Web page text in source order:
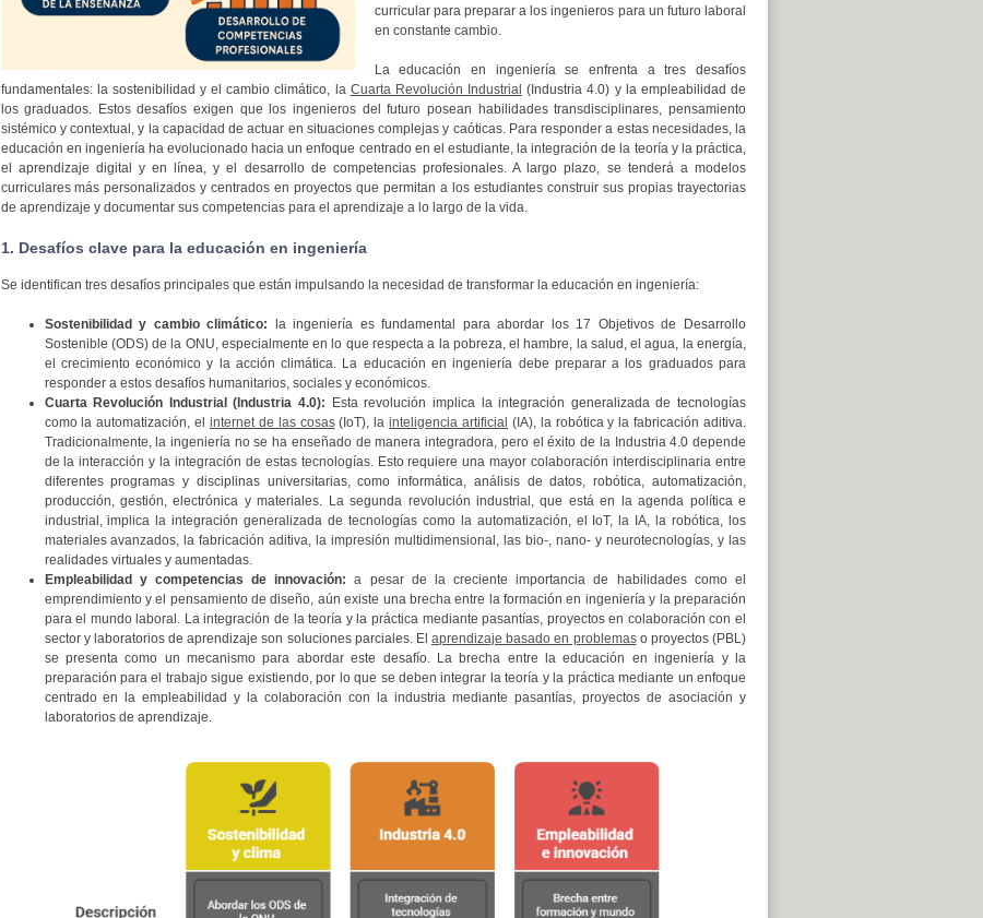
curricular para preparar a los ingenieros para un futuro laboral
en constante cambio.
La educación en ingeniería se enfrenta a tres desafíos
fundamentales: la sostenibilidad y el cambio climático, la Cuarta Revolución Industrial (Industria 4.0) y la empleabilidad de
los graduados. Estos desafíos exigen que los ingenieros del futuro posean habilidades transdisciplinares, pensamiento
sistémico y contextual, y la capacidad de actuar en situaciones complejas y caóticas. Para responder a estas necesidades, la
educación en ingeniería ha evolucionado hacia un enfoque centrado en el estudiante, la integración de la teoría y la práctica,
el aprendizaje digital y en línea, y el desarrollo de competencias profesionales. A largo plazo, se tenderá a modelos
curriculares más personalizados y centrados en proyectos que permitan a los estudiantes construir sus propias trayectorias
de aprendizaje y documentar sus competencias para el aprendizaje a lo largo de la vida.
1. Desafíos clave para la educación en ingeniería
Se identifican tres desafíos principales que están impulsando la necesidad de transformar la educación en ingeniería:
Sostenibilidad y cambio climático: la ingeniería es fundamental para abordar los 17 Objetivos de Desarrollo
Sostenible (ODS) de la ONU, especialmente en lo que respecta a la pobreza, el hambre, la salud, el agua, la energía,
el crecimiento económico y la acción climática. La educación en ingeniería debe preparar a los graduados para
responder a estos desafíos humanitarios, sociales y económicos.
Cuarta Revolución Industrial (Industria 4.0): Esta revolución implica la integración generalizada de tecnologías
como la automatización, el internet de las cosas(IoT), lainteligencia artificial (IA), la robótica y la fabricación aditiva.
Tradicionalmente, la ingeniería no se ha enseñado de manera integradora, pero el éxito de la Industria 4.0 depende
de la interacción y la integración de estas tecnologías. Esto requiere una mayor colaboración interdisciplinaria entre
diferentes programas y disciplinas universitarias, como informática, análisis de datos, robótica, automatización,
producción, gestión, electrónica y materiales. La segunda revolución industrial, que está en la agenda política e
industrial, implica la integración generalizada de tecnologías como la automatización, el IoT, la IA, la robótica, los
materiales avanzados, la fabricación aditiva, la impresión multidimensional, las bio-, nano- y neurotecnologías, y las
realidades virtuales y aumentadas.
Empleabilidad y competencias de innovación: a pesar de la creciente importancia de habilidades como el
emprendimiento y el pensamiento de diseño, aún existe una brecha entre la formación en ingeniería y la preparación
para el mundo laboral. La integración de la teoría y la práctica mediante pasantías, proyectos en colaboración con el
sector y laboratorios de aprendizaje son soluciones parciales. El aprendizaje basado en problemaso proyectos (PBL)
se presenta como un mecanismo para abordar este desafío. La brecha entre la educación en ingeniería y la
preparación para el trabajo sigue existiendo, por lo que se deben integrar la teoría y la práctica mediante un enfoque
centrado en la empleabilidad y la colaboración con la industria mediante pasantías, proyectos de asociación y
laboratorios de aprendizaje.